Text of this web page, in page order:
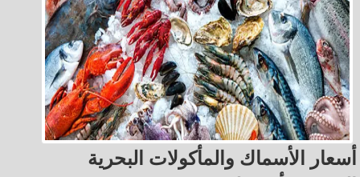
أسعار الأسماك والمأكولات البحرية